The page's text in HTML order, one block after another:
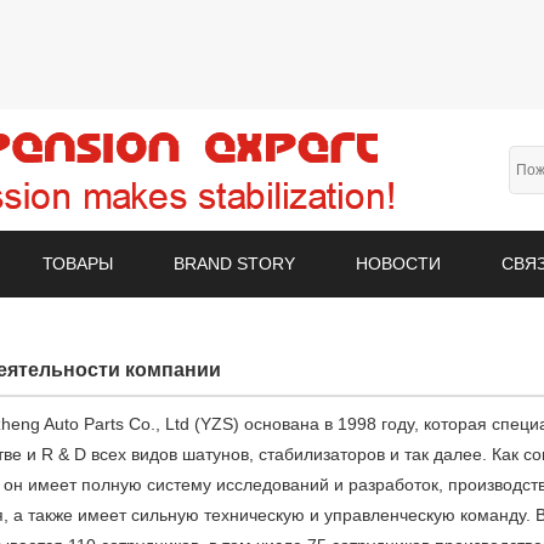
ТОВАРЫ BRAND STORY НОВОСТИ
компании
Auto Parts Co., Ltd (YZS) основана в 1998 году, которая
и R & D всех видов шатунов, стабилизаторов и так далее. Как
имеет полную систему исследований и разработок,
а также имеет сильную техническую и управленческую команду.